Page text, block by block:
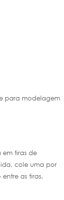
para modelagem
tiras de
cole uma por
as tiras.